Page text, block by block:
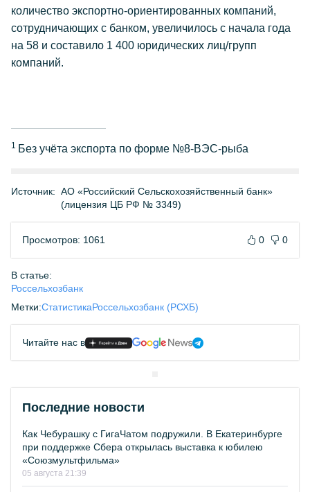
количество экспортно-ориентированных компаний,
сотрудничающих с банком, увеличилось с начала года
на 58 и составило 1 400 юридических лиц/групп
компаний.
1 Без учёта экспорта по форме №8-ВЭС-рыба
Источник: АО «Российский Сельскохозяйственный банк»
(лицензия ЦБ РФ № 3349)
Просмотров: 1061 0 0
В статье:
Россельхозбанк
Метки:СтатистикаРоссельхозбанк (РСХБ)
Читайте нас в
Последние новости
Как Чебурашку с ГигаЧатом подружили. В Екатеринбурге
при поддержке Сбера открылась выставка к юбилею
«Союзмультфильма»
05 августа 21:39